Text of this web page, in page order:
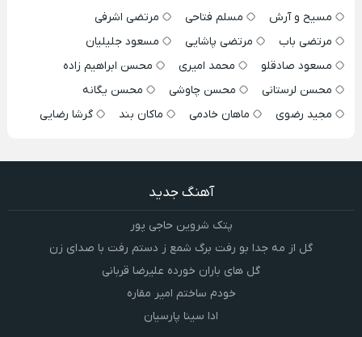
مسیح و آرش
مسلم فتاحی
مرتضی اشرفی
مرتضی باب
مرتضی پاشایی
مسعود جلیلیان
مسعود صادقلو
محمد امیری
محسن ابراهیم زاده
محسن لرستانی
محسن چاوشی
محسن یگانه
مجید رضوی
ماهان خادمی ماکان بند گرشا رضایی
آهنگ جدید
پتک شروین حاجی پور
گل از مه جدا بو رفت برگ شمع ز دستم رفت با صدای زن
گل های باران خورده علیرضا قربانی
خودم ساختم امیر مقاره
ادا سینا پارسیان